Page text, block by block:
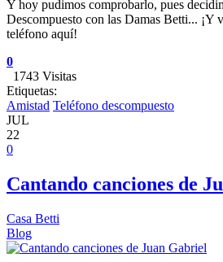
Y hoy pudimos comprobarlo, pues
Descompuesto con las Damas Betti... ¡Y
teléfono aquí!
0
1743 Visitas
Etiquetas:
Amistad Teléfono descompuesto
JUL
22
0
Cantando canciones de
Casa Betti
Blog